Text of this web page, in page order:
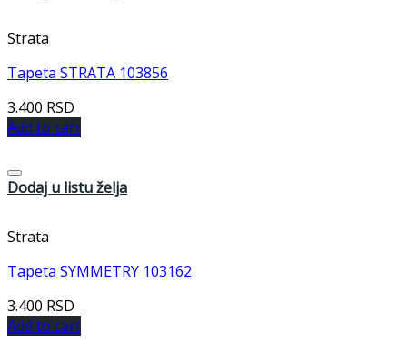
Strata
Tapeta STRATA 103856
3.400 RSD
Add to cart
Dodaj u listu želja
Strata
Tapeta SYMMETRY 103162
3.400 RSD
Add to cart